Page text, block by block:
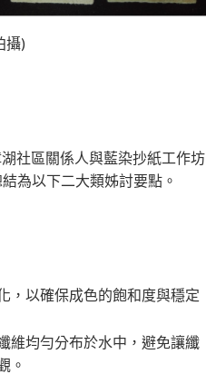
攝)
社區關係人與藍染抄紙工作坊
為以下二大類姊討要點。
，以確保成色的飽和度與穩定
維均勻分布於水中，避免讓纖
。